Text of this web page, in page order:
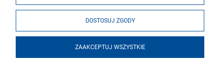
DOSTOSUJ ZGODY
ZAAKCEPTUJ WSZYSTKIE